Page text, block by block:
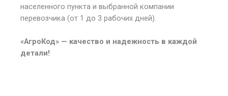
населенного пункта и выбранной компании
перевозчика (от 1 до 3 рабочих дней).
«АгроКод» — качество и надежность в каждой
детали!